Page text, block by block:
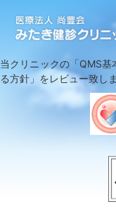
当クリニックの「QMS
る方針」をレビュー致しま